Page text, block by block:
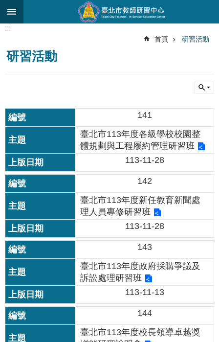
跳到主要內容區塊
搜
尋
中
心
研
發
展
研
進
修
教
師
諮
商
導
支
持
服
務
:::
首頁 研習活動
研習活動
141
臺北市113年度各級學校校園整
體規劃與工程履約管理研習班
113-11-28
142
臺北市113年度新任教育新聞處
理人員專修研習班
113-11-28
143
臺北市113年度政府採購爭議及
訴訟處理研習班
113-11-13
144
臺北市113年度校長領導卓越獎